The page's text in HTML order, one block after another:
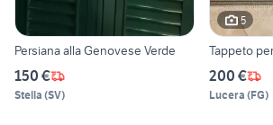
Persiana alla Genovese Verde
150 €
Stella (SV)
5
Tappeto
200 €
Lucera (FG)